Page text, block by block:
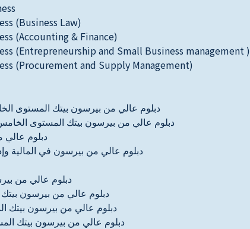
(Business Law)
(Accounting & Finance)
(Entrepreneurship and Small Business management )
(Procurement and Supply Management)
دبلوم عالي من بيرسون بيتك المستوى
دبلوم عالي من بيرسون بيتك المستوى الخامس
دبلوم عالي
دبلوم عالي من بيرسون في المالية
دبلوم عالي من
دبلوم عالي من بيرسون
دبلوم عالي من بيرسون بيتك
دبلوم عالي من بيرسون بيتك